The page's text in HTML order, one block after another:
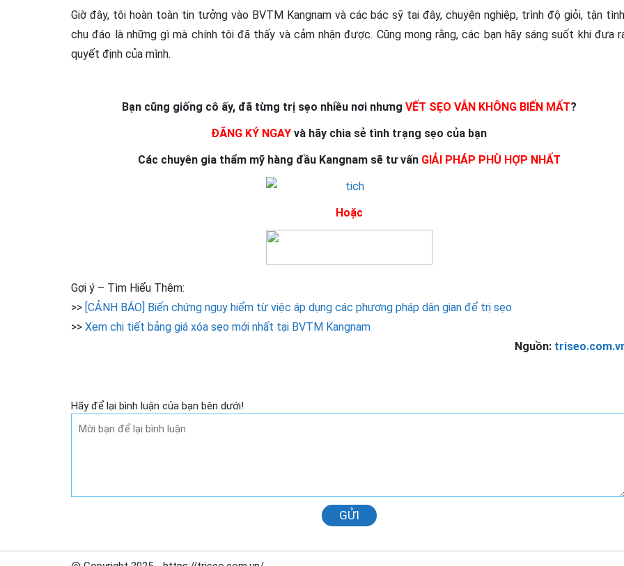
Giờ đây, tôi hoàn toàn tin tưởng vào BVTM Kangnam và các bác sỹ tại đây, chuyện nghiệp, trình độ giỏi, tận
chu đáo là những gì mà chính tôi đã thấy và cảm nhận được. Cũng mong rằng, các bạn hãy sáng suốt khi đưa
quyết định của mình.
Bạn cũng giống cô ấy, đã từng trị sẹo nhiều nơi nhưng VẾT SẸO VẪN KHÔNG BIẾN MẤT?
ĐĂNG KÝ NGAY và hãy chia sẻ tình trạng sẹo của bạn
Các chuyên gia thẩm mỹ hàng đầu Kangnam sẽ tư vấn GIẢI PHÁP PHÙ HỢP NHẤT
Hoặc
Gợi ý – Tìm Hiểu Thêm:
>> [CẢNH BÁO] Biến chứng nguy hiểm từ việc áp dụng các phương pháp dân gian để trị sẹo
>> Xem chi tiết bảng giá xóa sẹo mới nhất tại BVTM Kangnam
Nguồn:
Hãy để lại bình luận của bạn bên dưới!
GỬI